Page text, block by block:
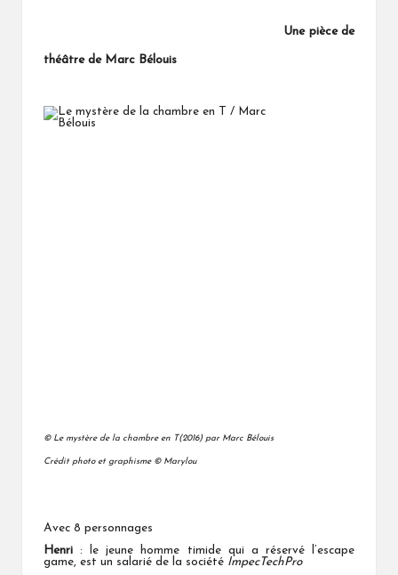
Une pièce de
théâtre de Marc Bélouis
© Le mystère de la chambre en T(2016) par Marc Bélouis
Crédit photo et graphisme © Marylou
Avec 8 personnages
Henri : le jeune homme timide qui a réservé l’escape
game, est un salarié de la société ImpecTechPro